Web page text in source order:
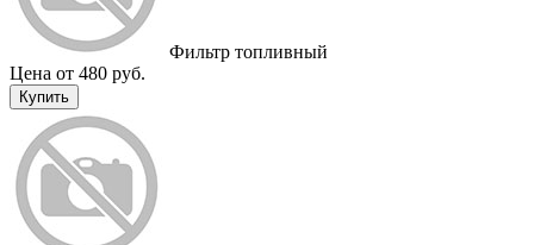
Фильтр топливный
Цена от 480 руб.
Купить